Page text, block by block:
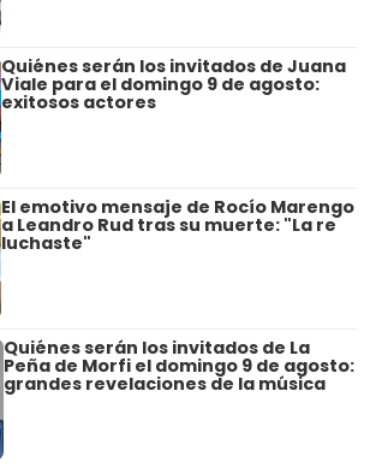
Quiénes serán los invitados de Juana
Viale para el domingo 9 de agosto:
exitosos actores
El emotivo mensaje de Rocío Marengo
a Leandro Rud tras su muerte: "La re
luchaste"
Quiénes serán los invitados de La
Peña de Morfi el domingo 9 de agosto:
grandes revelaciones de la música